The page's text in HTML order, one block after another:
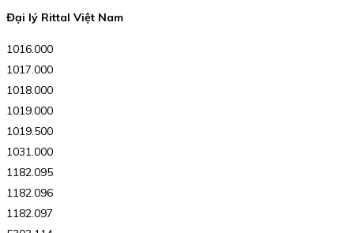
Đại lý Rittal Việt Nam
1016.000
1017.000
1018.000
1019.000
1019.500
1031.000
1182.095
1182.096
1182.097